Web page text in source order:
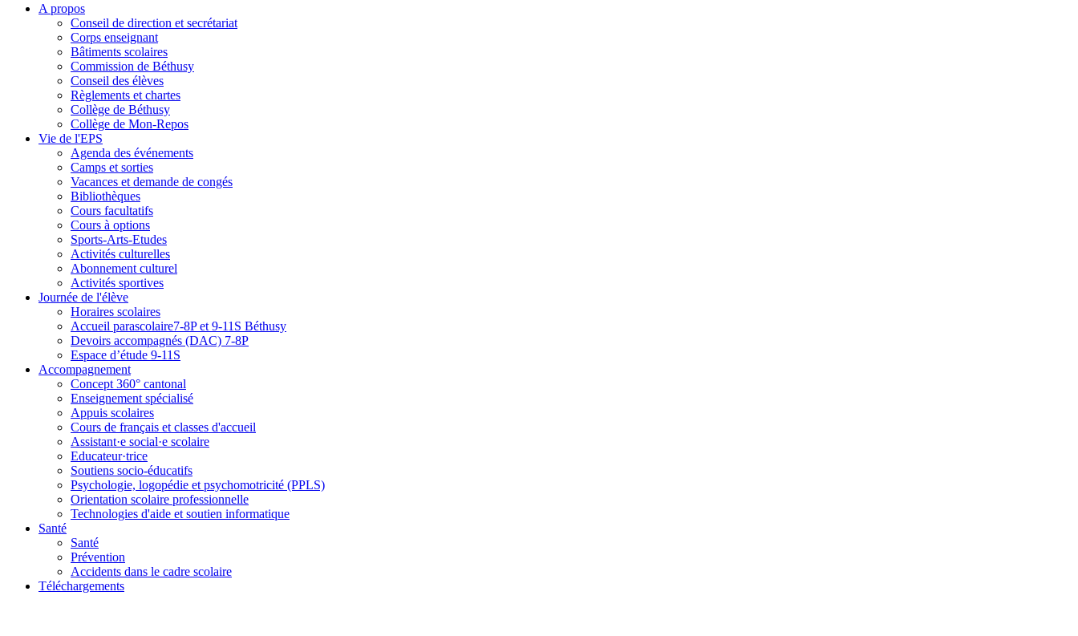
A propos
Conseil de direction et secrétariat
Corps enseignant
Bâtiments scolaires
Commission de Béthusy
Conseil des élèves
Règlements et chartes
Collège de Béthusy
Collège de Mon-Repos
Vie de l'EPS
Agenda des événements
Camps et sorties
Vacances et demande de congés
Bibliothèques
Cours facultatifs
Cours à options
Sports-Arts-Etudes
Activités culturelles
Abonnement culturel
Activités sportives
Journée de l'élève
Horaires scolaires
Accueil parascolaire7-8P et 9-11S Béthusy
Devoirs accompagnés (DAC) 7-8P
Espace d’étude 9-11S
Accompagnement
Concept 360° cantonal
Enseignement spécialisé
Appuis scolaires
Cours de français et classes d'accueil
Assistant·e social·e scolaire
Educateur·trice
Soutiens socio-éducatifs
Psychologie, logopédie et psychomotricité (PPLS)
Orientation scolaire professionnelle
Technologies d'aide et soutien informatique
Santé
Santé
Prévention
Accidents dans le cadre scolaire
Téléchargements